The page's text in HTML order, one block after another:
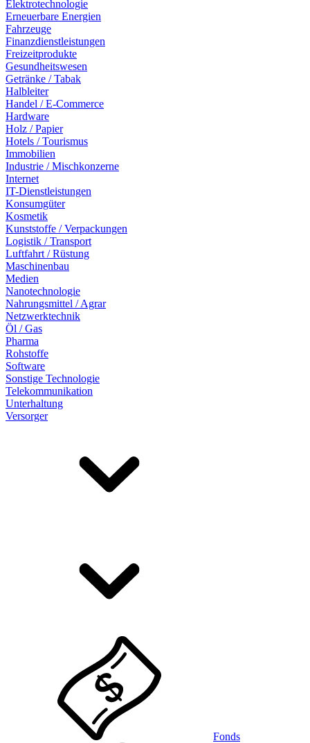
Elektrotechnologie
Erneuerbare Energien
Fahrzeuge
Finanzdienstleistungen
Freizeitprodukte
Gesundheitswesen
Getränke / Tabak
Halbleiter
Handel / E-Commerce
Hardware
Holz / Papier
Hotels / Tourismus
Immobilien
Industrie / Mischkonzerne
Internet
IT-Dienstleistungen
Konsumgüter
Kosmetik
Kunststoffe / Verpackungen
Logistik / Transport
Luftfahrt / Rüstung
Maschinenbau
Medien
Nanotechnologie
Nahrungsmittel / Agrar
Netzwerktechnik
Öl / Gas
Pharma
Rohstoffe
Software
Sonstige Technologie
Telekommunikation
Unterhaltung
Versorger
Fonds